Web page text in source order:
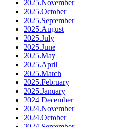
2025.November
2025.October
2025.September
2025.August
2025.July
2025.June
2025.May
2025.April
2025.March
2025.February
2025.January
2024.December
2024.November
2024.October